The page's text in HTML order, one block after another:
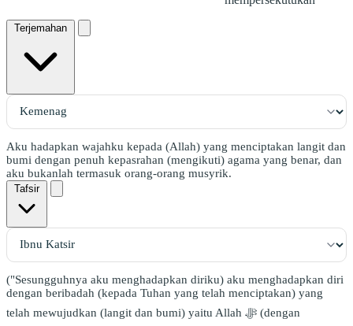
Terjemahan
Aku hadapkan wajahku kepada (Allah) yang menciptakan langit dan
bumi dengan penuh kepasrahan (mengikuti) agama yang benar, dan
aku bukanlah termasuk orang-orang musyrik.
Tafsir
("Sesungguhnya aku menghadapkan diriku) aku menghadapkan diri
dengan beribadah (kepada Tuhan yang telah menciptakan) yang
telah mewujudkan (langit dan bumi) yaitu Allah ﷻ (dengan